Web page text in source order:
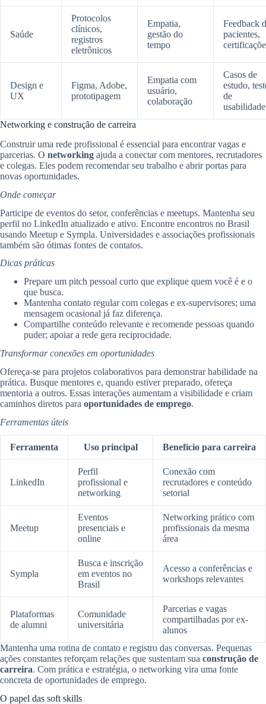
Saúde
Protocolos
clínicos,
registros
eletrônicos
Empatia,
gestão do
tempo
Feedback
pacientes,
Design e
UX
Figma, Adobe,
prototipagem
Empatia com
usuário,
colaboração
Casos de
estudo,
de
usabilidade
Networking e construção de carreira
Construir uma rede profissional é essencial para encontrar vagas e
parcerias. O networking ajuda a conectar com mentores, recrutadores
e colegas. Eles podem recomendar seu trabalho e abrir portas para
novas oportunidades.
Onde começar
Participe de eventos do setor, conferências e meetups. Mantenha seu
perfil no LinkedIn atualizado e ativo. Encontre encontros no Brasil
usando Meetup e Sympla. Universidades e associações profissionais
também são ótimas fontes de contatos.
Dicas práticas
Prepare um pitch pessoal curto que explique quem você é e o
que busca.
Mantenha contato regular com colegas e ex-supervisores; uma
mensagem ocasional já faz diferença.
Compartilhe conteúdo relevante e recomende pessoas quando
puder; apoiar a rede gera reciprocidade.
Transformar conexões em oportunidades
Ofereça-se para projetos colaborativos para demonstrar habilidade na
prática. Busque mentores e, quando estiver preparado, ofereça
mentoria a outros. Essas interações aumentam a visibilidade e criam
caminhos diretos para oportunidades de emprego.
Ferramentas úteis
Ferramenta Uso principal Benefício para carreira
LinkedIn
Perfil
profissional e
networking
Conexão com
recrutadores e conteúdo
setorial
Meetup
Eventos
presenciais e
online
Networking prático com
profissionais da mesma
área
Sympla
Busca e inscrição
em eventos no
Brasil
Acesso a conferências e
workshops relevantes
Plataformas
de alumni
Comunidade
universitária
Parcerias e vagas
compartilhadas por ex-
alunos
Mantenha uma rotina de contato e registro das conversas. Pequenas
ações constantes reforçam relações que sustentam sua construção de
carreira. Com prática e estratégia, o networking vira uma fonte
concreta de oportunidades de emprego.
O papel das soft skills